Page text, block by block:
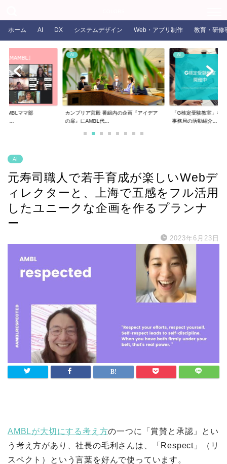
ホーム AI DX システムデザイン Web・アプリ制作 教育・研修
AMBLママ部
AI
カンブリア宮殿 番組内の企画『アイデア
の扉』にAMBL代...
AI
「G検定受験教室」を
事務局の活動紹介...
AI
元寿司職人で若手育成が楽しいWebデ
ィレクターと、上海で五感をフル活用
したユニークな企画を作るプランナ
ー
2023年6月23日
AMBLが大切にする考え方の一つに「賞賛と承認」とい
う考え方があり、社長の毛利さんは、「Respect」（リ
スペクト）という言葉を好んで使っています。